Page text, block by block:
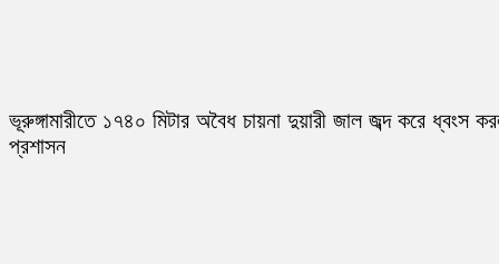
ভূরুঙ্গামারীতে ১৭৪০ মিটার অবৈধ চায়না দুয়ারী জাল জব্দ করে ধ্বংস
প্রশাসন